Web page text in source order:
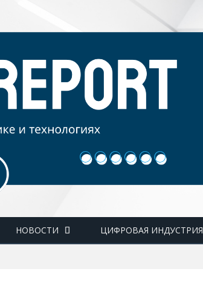
НОВОСТИ ЦИФРОВАЯ ИНДУСТРИЯ